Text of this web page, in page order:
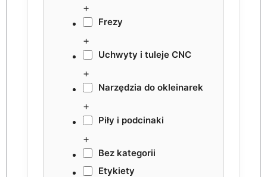
+
Frezy
+
Uchwyty i tuleje CNC
+
Narzędzia do okleinarek
+
Piły i podcinaki
+
Bez kategorii
Etykiety